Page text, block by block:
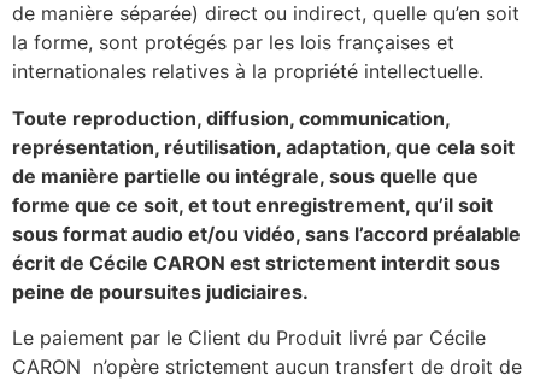
de manière séparée) direct ou indirect, quelle qu’en soit
la forme, sont protégés par les lois françaises et
internationales relatives à la propriété intellectuelle.
Toute reproduction, diffusion, communication,
représentation, réutilisation, adaptation, que cela soit
de manière partielle ou intégrale, sous quelle que
forme que ce soit, et tout enregistrement, qu’il soit
sous format audio et/ou vidéo, sans l’accord préalable
écrit de Cécile CARON est strictement interdit sous
peine de poursuites judiciaires.
Le paiement par le Client du Produit livré par Cécile
CARON n’opère strictement aucun transfert de droit de